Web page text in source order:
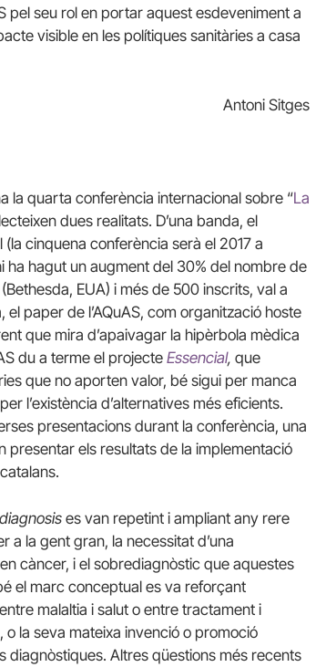
pel seu rol en portar aquest esdeveniment a
visible en les polítiques sanitàries a casa
Antoni Sitges
la quarta conferència internacional sobre “La
dues realitats. D’una banda, el
cinquena conferència serà el 2017 a
hagut un augment del 30% del nombre de
EUA) i més de 500 inscrits, val a
paper de l’AQuAS, com organització hoste
que mira d’apaivagar la hipèrbola mèdica
du a terme el projecte Essencial, que
que no aporten valor, bé sigui per manca
l’existència d’alternatives més eficients.
presentacions durant la conferència, una
presentar els resultats de la implementació
es van repetint i ampliant any rere
a la gent gran, la necessitat d’una
càncer, i el sobrediagnòstic que aquestes
el marc conceptual es va reforçant
malaltia i salut o entre tractament i
o la seva mateixa invenció o promoció
diagnòstiques. Altres qüestions més recents